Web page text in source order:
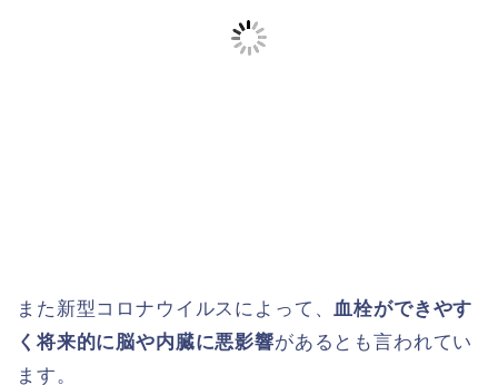
また新型コロナウイルスによって、血栓ができやす
く将来的に脳や内臓に悪影響があるとも言われてい
ます。